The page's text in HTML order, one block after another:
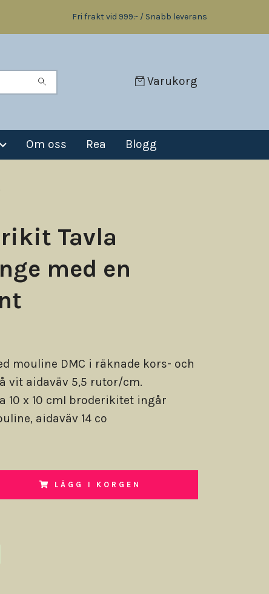
Fri frakt vid 999:- / Snabb leverans
Varukorg
Om oss Rea Blogg
Tavla
med en
mouline DMC i räknade kors- och
vit aidaväv 5,5 rutor/cm.
10 x 10 cmI broderikitet ingår
aidaväv 14 co
LÄGG I KORGEN